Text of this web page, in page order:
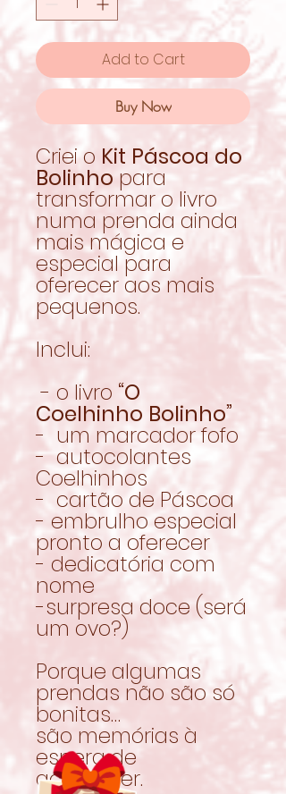
Add to Cart
Buy Now
Criei o Kit Páscoa do
Bolinho para
transformar o livro
numa prenda ainda
mais mágica e
especial para
oferecer aos mais
pequenos.
Inclui:
- o livro “O
Coelhinho Bolinho”
- um marcador fofo
- autocolantes
Coelhinhos
- cartão de Páscoa
- embrulho especial
pronto a oferecer
- dedicatória com
nome
-surpresa doce (será
um ovo?)
Porque algumas
prendas não são só
bonitas…
são memórias à
espera de
acontecer.